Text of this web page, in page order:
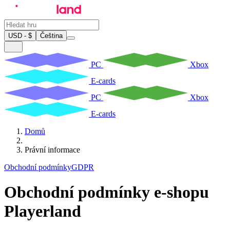
USD - $ Čeština
PC
Xbox
E-cards
PC
Xbox
E-cards
Domů
Právní informace
Obchodní podmínkyGDPR
Obchodní podmínky e-shopu
Playerland